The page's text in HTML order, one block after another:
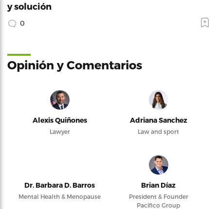
y solución
0
Opinión y Comentarios
Alexis Quiñones
Lawyer
Adriana Sanchez
Law and sport
Dr. Barbara D. Barros
Mental Health & Menopause
Brian Díaz
President & Founder
Pacifico Group